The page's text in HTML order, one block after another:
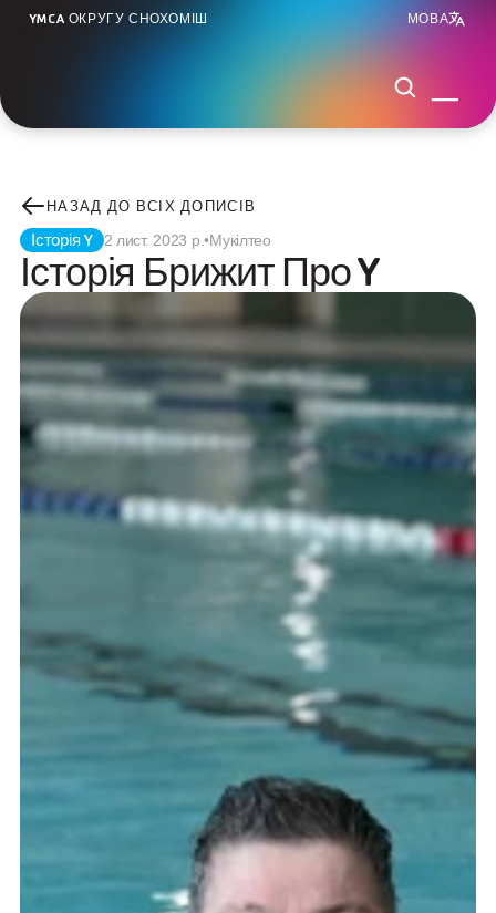
YMCA ОКРУГУ СНОХОМІШ МОВА
НАЗАД ДО ВСІХ ДОПИСІВ
Історія Y 2 лист. 2023 р.•Мукілтео
Історія Брижит Про Y